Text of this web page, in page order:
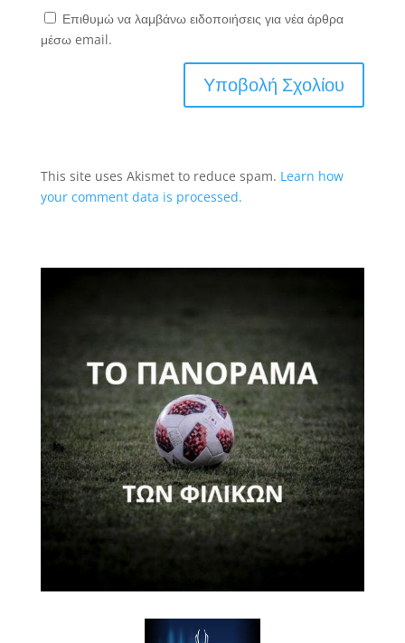
Επιθυμώ να λαμβάνω ειδοποιήσεις για νέα άρθρα
μέσω email.
This site uses Akismet to reduce spam. Learn how
your comment data is processed.